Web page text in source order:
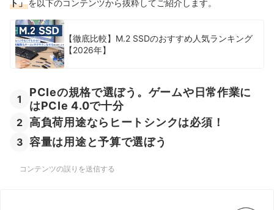
ト」を以下のコンテンツから抜粋してご紹介します。
【徹底比較】M.2 SSDのおすすめ人気ランキング
【2026年】
1
PCIeの規格で選ぼう。ゲームや日常作業に
はPCIe 4.0で十分
2 高負荷用途ならヒートシンクは必須！
3 容量は用途と予算で選ぼう
コンテンツの誤りを送信する